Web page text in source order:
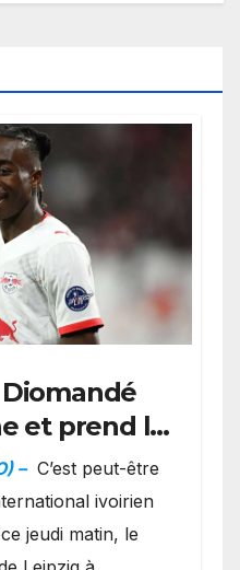
et prend la
– C’est peut-être
ivoirien
jeudi matin, le